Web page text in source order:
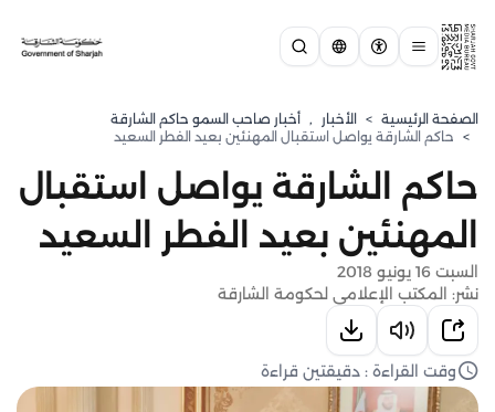
الصفحة الرئيسية > الأخبار , أخبار صاحب السمو حاكم الشارقة
> حاكم الشارقة يواصل استقبال المهنئين بعيد الفطر السعيد
حاكم الشارقة يواصل استقبال
المهنئين بعيد الفطر السعيد
السبت 16 يونيو 2018
نشر: المكتب الإعلامي لحكومة الشارقة
وقت القراءة : دقيقتين قراءة